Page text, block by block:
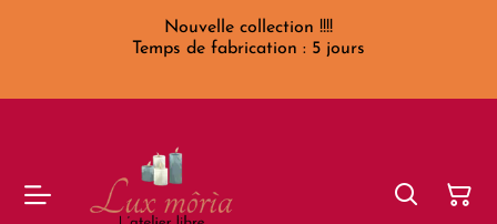
Nouvelle collection !!!!
Temps de fabrication : 5 jours